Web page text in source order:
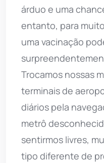
árduo e uma
entanto, para
uma vacinação
Trocamos nossas
terminais de
diários pela
metrô
sentirmos livres,
tipo diferente de